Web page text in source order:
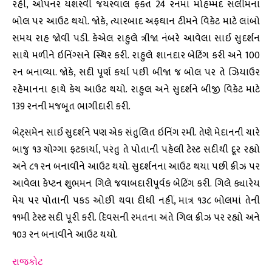
રહી, ઓપનર યશસ્વી જયસ્વાલ ફક્ત 24 રનમાં મોહમ્મદ સલીમના
બોલ પર આઉટ થયો. જોકે, ત્યારબાદ અફઘાન ટીમને વિકેટ માટે લાંબો
સમય રાહ જોવી પડી. કેએલ રાહુલે ત્રીજા નંબરે આવેલા સાઈ સુદર્શન
સાથે મળીને ઇનિંગ્સને સ્થિર કરી. રાહુલે શાનદાર બેટિંગ કરી અને 100
રન બનાવ્યા. જોકે, સદી પૂર્ણ કર્યા પછી બીજા જ બોલ પર તે ઝિયાઉર
રહેમાનના હાથે કેચ આઉટ થયો. રાહુલ અને સુદર્શને બીજી વિકેટ માટે
139 રનની મજબૂત ભાગીદારી કરી.
બેટ્સમેન સાઈ સુદર્શને પણ એક સંતુલિત ઇનિંગ રમી. તેણે મેદાનની ચારે
બાજુ ૧૩ ચોગ્ગા ફટકાર્યા, પરંતુ તે પોતાની પહેલી ટેસ્ટ સદીથી દૂર રહ્યો
અને ૮૧ રન બનાવીને આઉટ થયો. સુદર્શનના આઉટ થયા પછી ક્રીઝ પર
આવેલા કેપ્ટન શુભમન ગિલે જવાબદારીપૂર્વક બેટિંગ કરી. ગિલે ક્યારેય
મેચ પર પોતાની પકડ ઓછી થવા દીધી નહીં, માત્ર ૧૩૮ બોલમાં તેની
૧૧મી ટેસ્ટ સદી પૂરી કરી. દિવસની રમતના અંતે ગિલ ક્રીઝ પર રહ્યો અને
૧૦૩ રન બનાવીને આઉટ થયો.
રાજકોટ